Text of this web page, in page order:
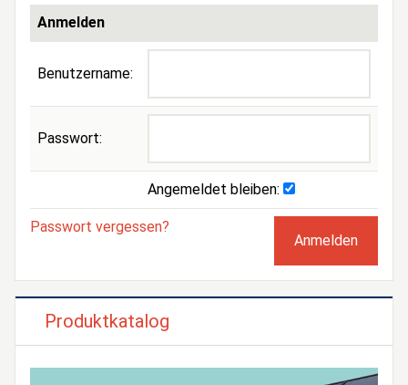
Anmelden
Benutzername:
Passwort:
Angemeldet bleiben:
Passwort vergessen?
Produktkatalog